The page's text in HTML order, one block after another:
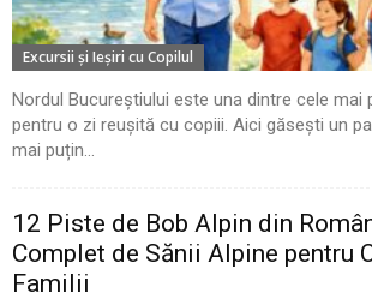
Excursii şi Ieşiri cu Copilul
Nordul Bucureștiului este una dintre cele mai
pentru o zi reușită cu copiii. Aici găsești un
mai puțin...
12 Piste de Bob Alpin din
Complet de Sănii Alpine pentru
Familii